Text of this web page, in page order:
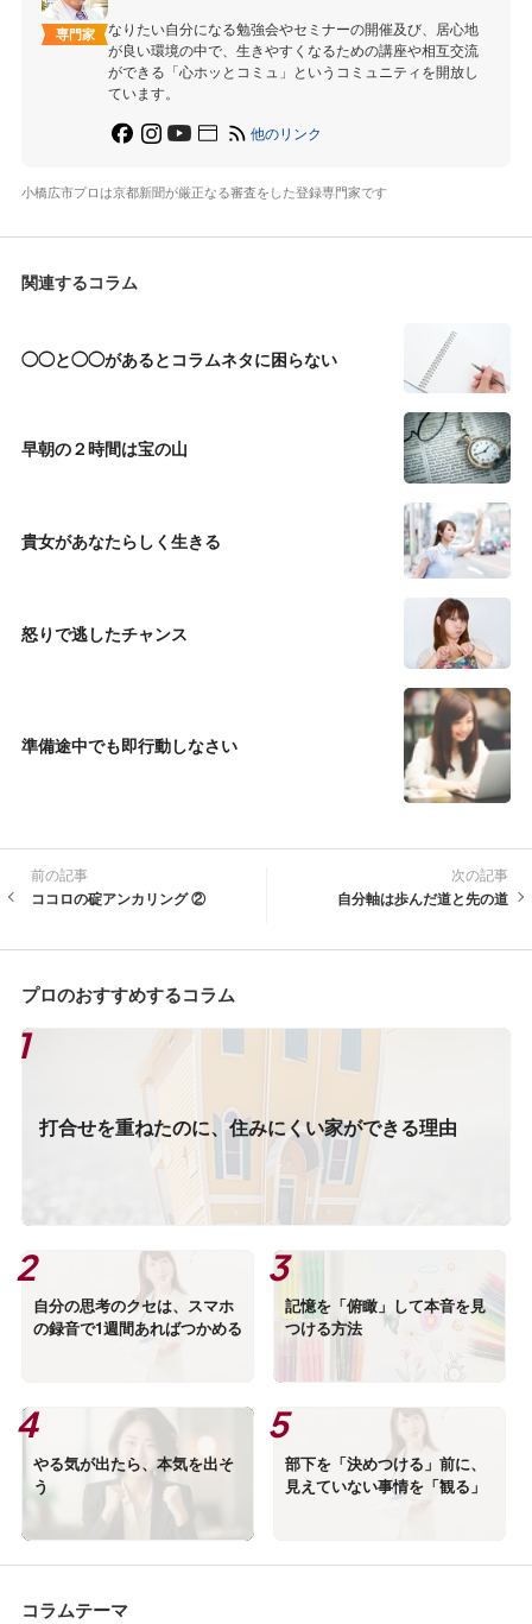
専門家
なりたい自分になる勉強会やセミナーの開催及び、居心地
が良い環境の中で、生きやすくなるための講座や相互交流
ができる「心ホッとコミュ」というコミュニティを開放し
ています。
他のリンク
小橋広市プロは京都新聞が厳正なる審査をした登録専門家です
関連するコラム
◯◯と◯◯があるとコラムネタに困らない
早朝の２時間は宝の山
貴女があなたらしく生きる
怒りで逃したチャンス
準備途中でも即行動しなさい
前の記事
ココロの碇アンカリング ②
次の記事
自分軸は歩んだ道と先の道
プロのおすすめするコラム
打合せを重ねたのに、住みにくい家ができる理由
自分の思考のクセは、スマホ
の録音で1週間あればつかめる
記憶を「俯瞰」して本音を見
つける方法
やる気が出たら、本気を出そ
う
部下を「決めつける」前に、
見えていない事情を「観る」
コラムテーマ